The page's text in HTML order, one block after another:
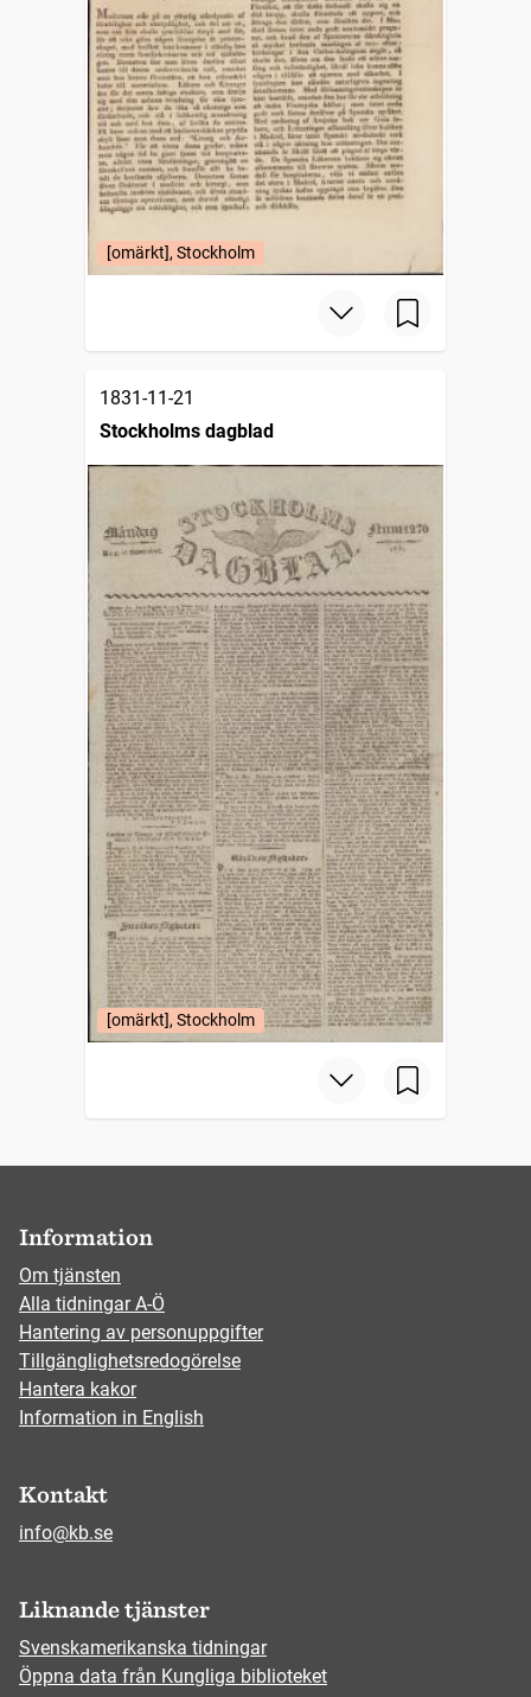
[omärkt], Stockholm
1831-11-21
Stockholms dagblad
[omärkt], Stockholm
Information
Om tjänsten
Alla tidningar A-Ö
Hantering av personuppgifter
Tillgänglighetsredogörelse
Hantera kakor
Information in English
Kontakt
info@kb.se
Liknande tjänster
Svenskamerikanska tidningar
Öppna data från Kungliga biblioteket